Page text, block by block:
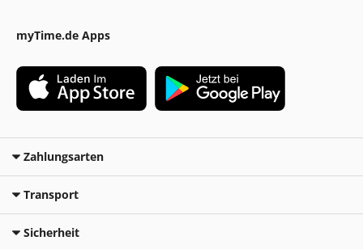
myTime.de Apps
Zahlungsarten
Transport
Sicherheit